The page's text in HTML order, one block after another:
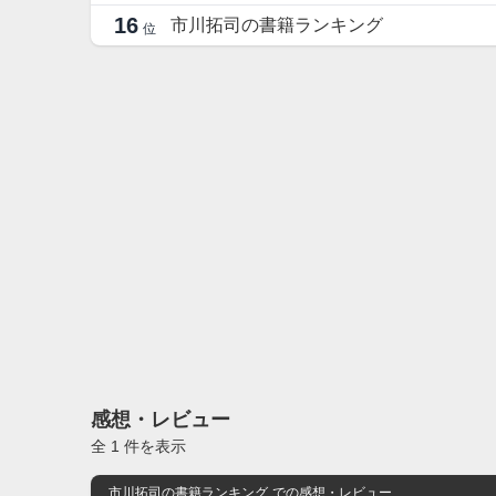
16 位 市川拓司の書籍ランキング
感想・レビュー
全 1 件を表示
市川拓司の書籍ランキング での感想・レビュー